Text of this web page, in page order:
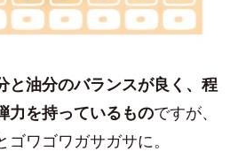
と油分のバランスが良く、程
力を持っているものですが、
ワゴワガサガサに。